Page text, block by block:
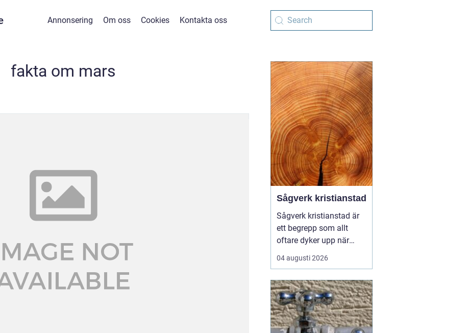
Annonsering Om oss Cookies Kontakta oss
fakta om mars
Sågverk kristianstad
Sågverk kristianstad är
ett begrepp som allt
oftare dyker upp när
husbyggare, snickare
och markägare söker
trävaror i nordöstra
skåne. Områdets långa
tradition av skogsbruk
och hantverk har skapat
04 augusti 2026